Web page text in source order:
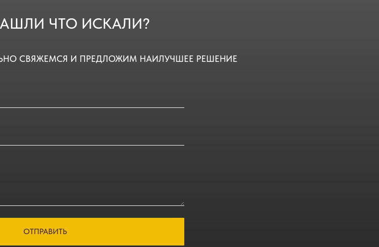
ЧТО ИСКАЛИ?
СВЯЖЕМСЯ И ПРЕДЛОЖИМ НАИЛУЧШЕЕ РЕШЕНИЕ
ОТПРАВИТЬ